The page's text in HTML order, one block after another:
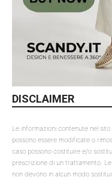
DISCLAIMER
Le informazioni contenute nel
possono essere modificate o
caso possono costituire e/o
prescrizione di un trattamento.
non devono in alcun modo